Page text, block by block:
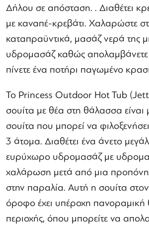
Δήλου σε απόσταση. . Διαθέτει
με καναπέ-κρεβάτι. Χαλαρώστε
καταπραϋντικά, μασάζ νερά της
υδρομασάζ καθώς απολαμβάνετε
πίνετε ένα ποτήρι παγωμένο
Το Princess Outdoor Hot Tub
σουίτα με θέα στη θάλασσα είναι
σουίτα που μπορεί να
3 άτομα. Διαθέτει ένα άνετο
ευρύχωρο υδρομασάζ με
χαλάρωση μετά από μια
στην παραλία. Αυτή η σουίτα στον
όροφο έχει υπέροχη
περιοχής, όπου μπορείτε να